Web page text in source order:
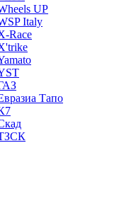
UP
Italy
Race
Тапо